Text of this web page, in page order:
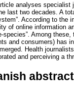
analyses specialist
last two decades. A
According to the
of online information
species”. Among
and consumers) has
Health
and perceiving a
abstract